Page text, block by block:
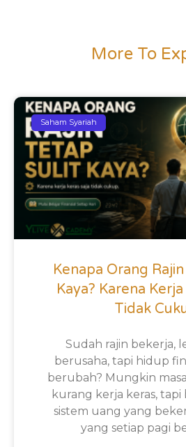
More To
Saham Syariah
Kenapa Orang
Kaya? Karena
Tidak
Sudah rajin bekerja,
berusaha, tapi hidup
berubah? Mungkin
kurang kerja keras,
sistem uang yang
yang setiap pagi